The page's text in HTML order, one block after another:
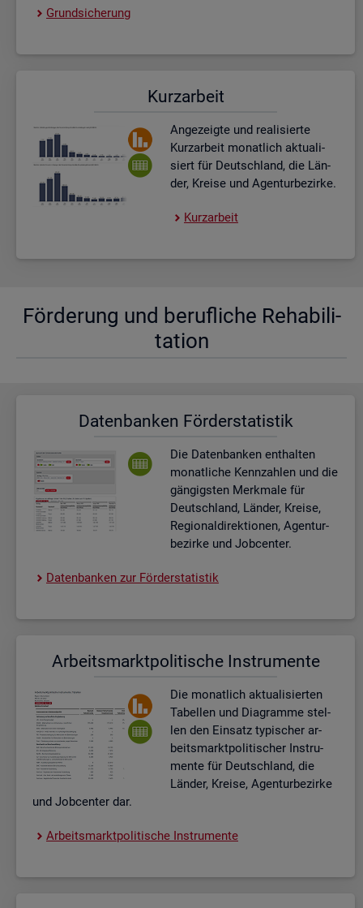
Grund­si­che­rung
Kurz­ar­beit
An­ge­zeig­te und rea­li­sier­te
Kurz­ar­beit mo­nat­lich ak­tua­li­
siert für Deutsch­land, die Län­
der, Krei­se und Agen­tur­be­zir­ke.
Kurz­ar­beit
För­de­rung und be­ruf­li­che Re­ha­bi­li­
ta­ti­on
Da­ten­ban­ken För­der­sta­tis­tik
Die Da­ten­ban­ken ent­hal­ten
mo­nat­li­che Kenn­zah­len und die
gän­gigs­ten Merk­ma­le für
Deutsch­land, Län­der, Krei­se,
Re­gio­nal­di­rek­tio­nen, Agen­tur­
be­zir­ke und Job­cen­ter.
Da­ten­ban­ken zur För­der­sta­tis­tik
Ar­beits­markt­po­li­ti­sche In­stru­men­te
Die mo­nat­lich ak­tua­li­sier­ten
Ta­bel­len und Dia­gram­me stel­
len den Ein­satz ty­pi­scher ar­
beits­markt­po­li­ti­scher In­stru­
men­te für Deutsch­land, die
Län­der, Krei­se, Agen­tur­be­zir­ke
und Job­cen­ter dar.
Ar­beits­markt­po­li­ti­sche In­stru­men­te